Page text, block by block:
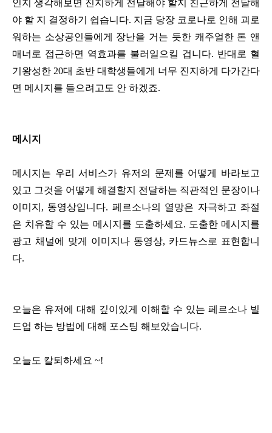
인지 생각해보면 진지하게 전달해야 할지 친근하게 전달해
야 할 지 결정하기 쉽습니다. 지금 당장 코로나로 인해 괴로
워하는 소상공인들에게 장난을 거는 듯한 캐주얼한 톤 앤
매너로 접근하면 역효과를 불러일으킬 겁니다. 반대로 혈
기왕성한 20대 초반 대학생들에게 너무 진지하게 다가간다
면 메시지를 들으려고도 안 하겠죠.
메시지
메시지는 우리 서비스가 유저의 문제를 어떻게 바라보고
있고 그것을 어떻게 해결할지 전달하는 직관적인 문장이나
이미지, 동영상입니다. 페르소나의 열망은 자극하고 좌절
은 치유할 수 있는 메시지를 도출하세요. 도출한 메시지를
광고 채널에 맞게 이미지나 동영상, 카드뉴스로 표현합니
다.
오늘은 유저에 대해 깊이있게 이해할 수 있는 페르소나 빌
드업 하는 방법에 대해 포스팅 해보았습니다.
오늘도 칼퇴하세요 ~!